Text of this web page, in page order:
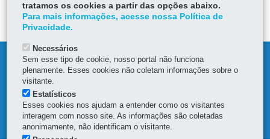
DEIXE SUA OPINIÃO
MAPA DO SITE
DENUNCIE CORRUPÇÃO
tratamos os cookies a partir das opções abaixo.
Para mais informações, acesse nossa Política de
Privacidade.
Necessários
Sem esse tipo de cookie, nosso portal não funciona
plenamente. Esses cookies não coletam informações sobre o
visitante.
Estatísticos
Esses cookies nos ajudam a entender como os visitantes
interagem com nosso site. As informações são coletadas
anonimamente, não identificam o visitante.